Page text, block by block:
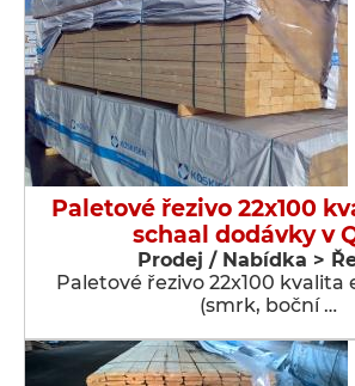
Paletové řezivo 22x100
schaal dodávky v
Prodej / Nabídka >
Paletové řezivo 22x100 kvalita
(smrk, boční …